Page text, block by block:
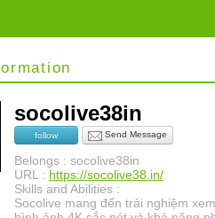
socolive38in
follow Send Message
Belongs : socolive38in
URL : https://socolive38.in/
Skills and Abilities :
Socolive mang đến trải nghiệm